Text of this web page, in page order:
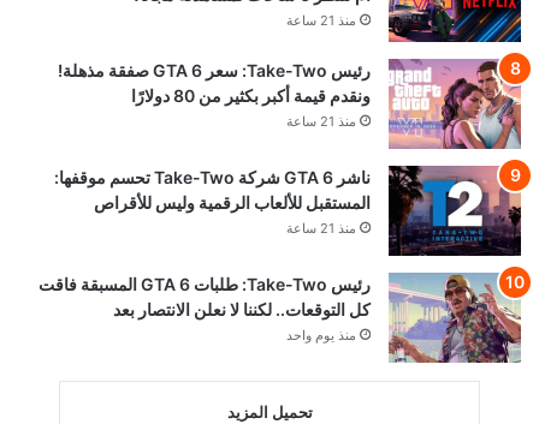
منذ 21 ساعة
رئيس Take-Two: سعر GTA 6 صفقة مذهلة!
ونقدم قيمة أكبر بكثير من 80 دولارًا
منذ 21 ساعة
ناشر GTA 6 شركة Take-Two تحسم موقفها:
المستقبل للألعاب الرقمية وليس للأقراص
منذ 21 ساعة
رئيس Take-Two: طلبات GTA 6 المسبقة فاقت
كل التوقعات.. لكننا لا نعلن الانتصار بعد
منذ يوم واحد
تحميل المزيد